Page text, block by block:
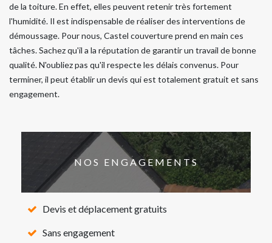
de la toiture. En effet, elles peuvent retenir très fortement
l'humidité. Il est indispensable de réaliser des interventions de
démoussage. Pour nous, Castel couverture prend en main ces
tâches. Sachez qu'il a la réputation de garantir un travail de bonne
qualité. N'oubliez pas qu'il respecte les délais convenus. Pour
terminer, il peut établir un devis qui est totalement gratuit et sans
engagement.
NOS ENGAGEMENTS
Devis et déplacement gratuits
Sans engagement